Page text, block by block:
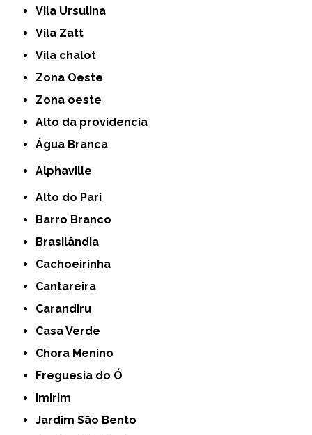
Vila Ursulina
Vila Zatt
Vila chalot
Zona Oeste
Zona oeste
alto da providencia
Água Branca
Alphaville
Alto do Pari
Barro Branco
Brasilândia
Cachoeirinha
Cantareira
Carandiru
Casa Verde
Chora Menino
Freguesia do Ó
Imirim
Jardim São Bento